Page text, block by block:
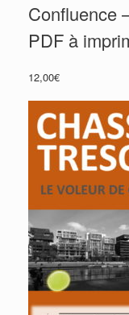
Confluence
PDF à
12,00€